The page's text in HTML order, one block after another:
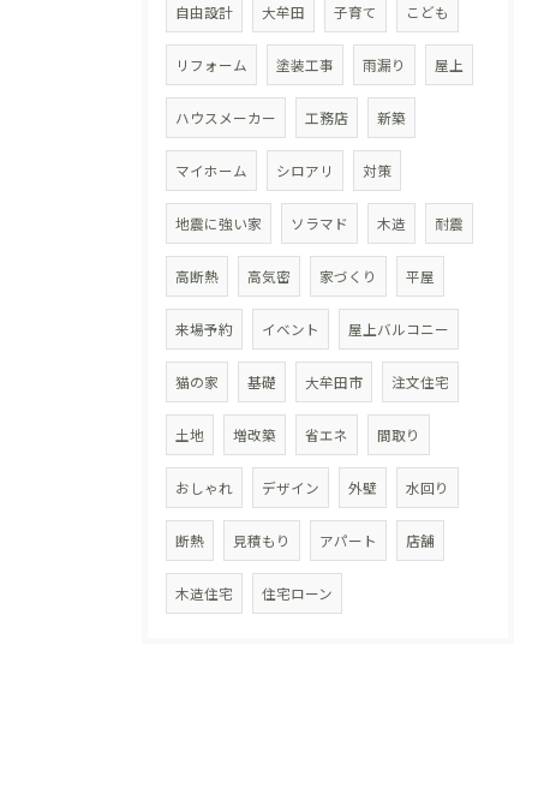
自由設計 大牟田 子育て こども
リフォーム 塗装工事 雨漏り 屋上
ハウスメーカー 工務店 新築
マイホーム シロアリ 対策
地震に強い家 ソラマド 木造 耐震
高断熱 高気密 家づくり 平屋
来場予約 イベント 屋上バルコニー
猫の家 基礎 大牟田市 注文住宅
土地 増改築 省エネ 間取り
おしゃれ デザイン 外壁 水回り
断熱 見積もり アパート 店舗
木造住宅 住宅ローン